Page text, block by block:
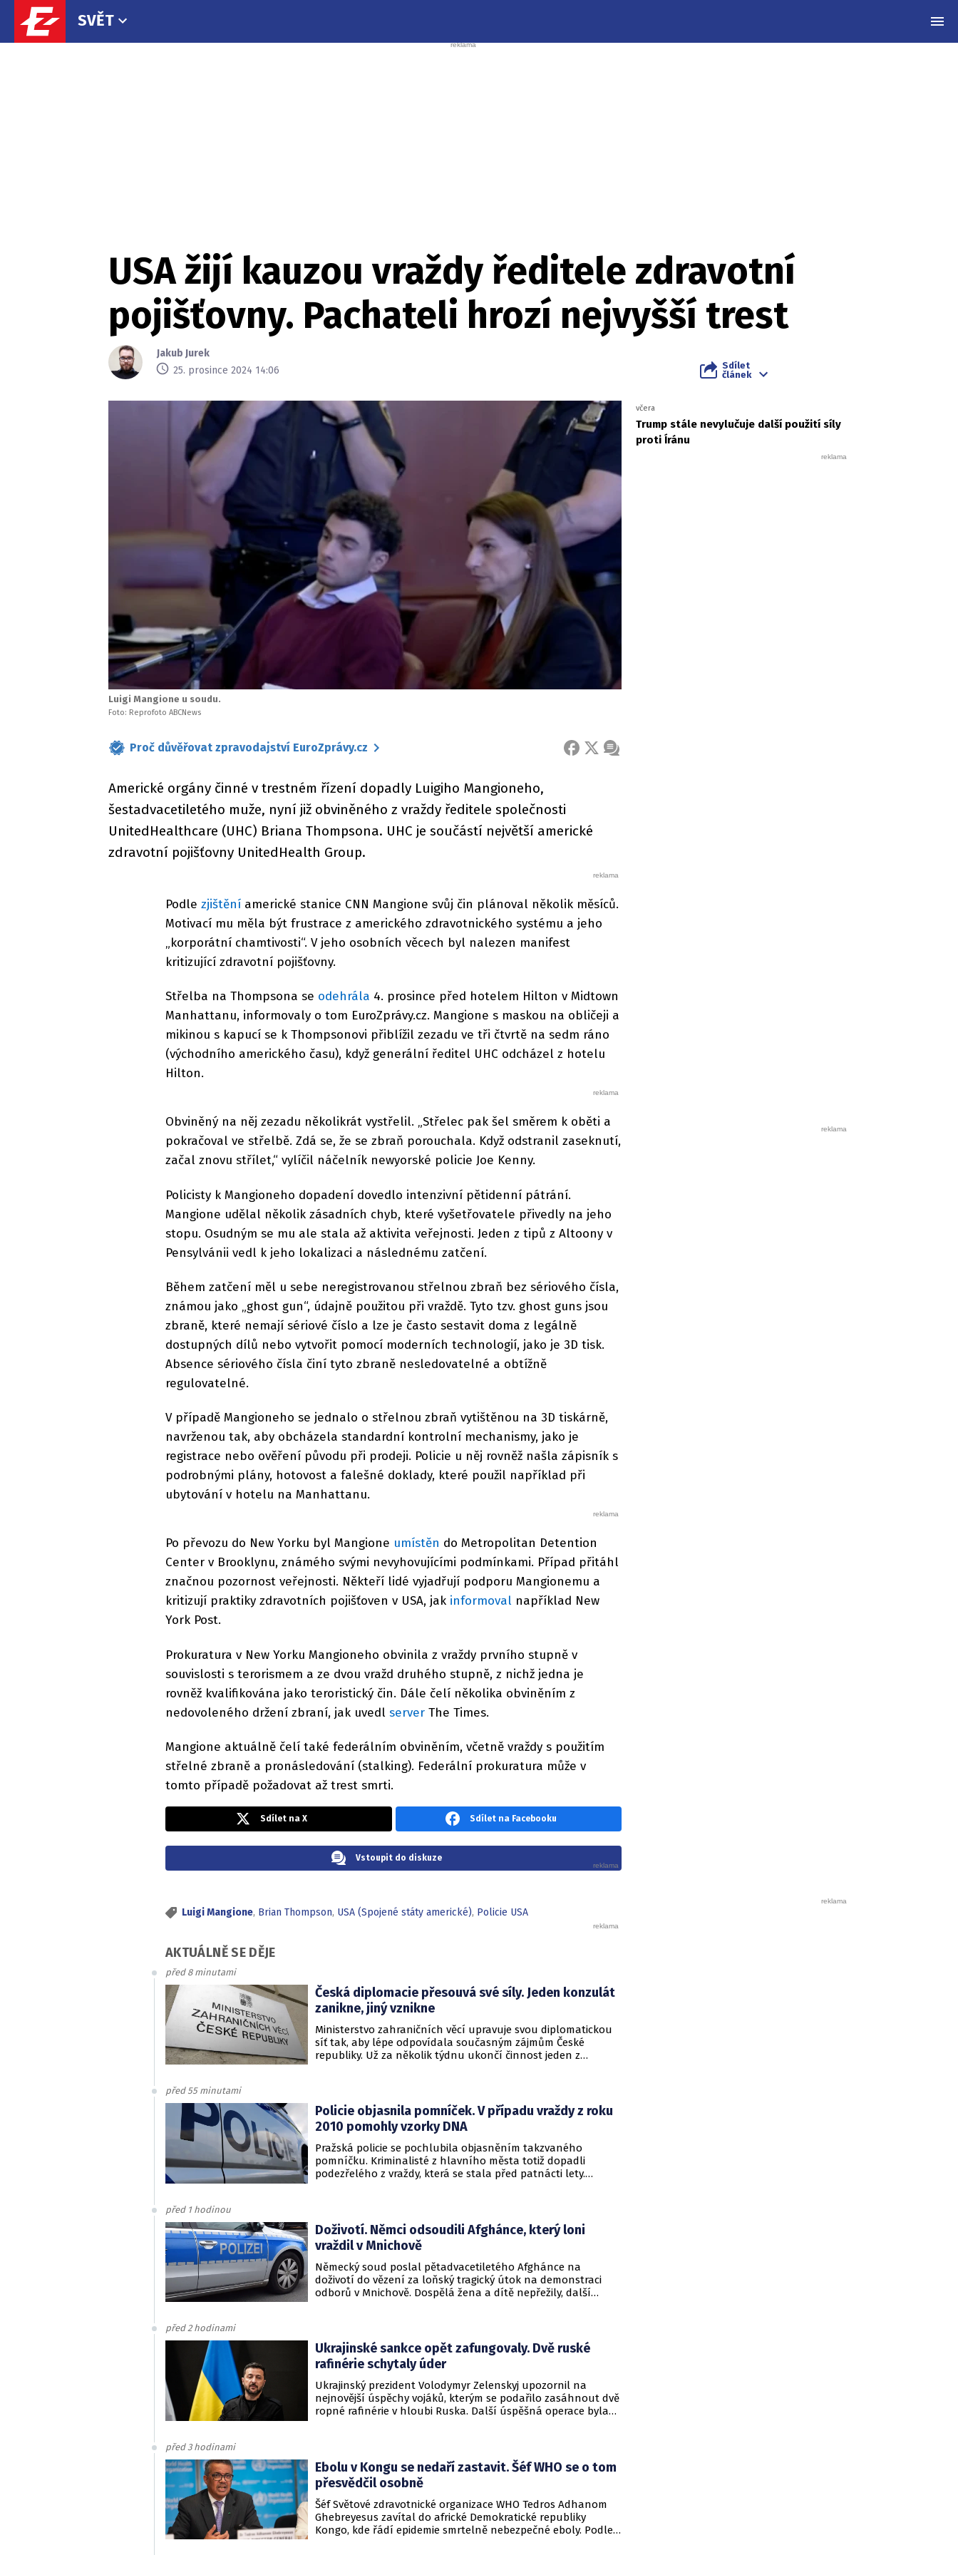
SVĚT
USA žijí kauzou vraždy ředitele zdravotní
pojišťovny. Pachateli hrozí nejvyšší trest
Jakub Jurek
25. prosince 2024 14:06
Sdílet
článek
Luigi Mangione u soudu.
Foto: Reprofoto ABCNews
Proč důvěřovat zpravodajství EuroZprávy.cz FACEBOOK
X ZPRÁVA
Americké orgány činné v trestném řízení dopadly Luigiho Mangioneho,
šestadvacetiletého muže, nyní již obviněného z vraždy ředitele společnosti
UnitedHealthcare (UHC) Briana Thompsona. UHC je součástí největší americké
zdravotní pojišťovny UnitedHealth Group.
Podle zjištění americké stanice CNN Mangione svůj čin plánoval několik měsíců.
Motivací mu měla být frustrace z amerického zdravotnického systému a jeho
„korporátní chamtivosti“. V jeho osobních věcech byl nalezen manifest
kritizující zdravotní pojišťovny.
Střelba na Thompsona se odehrála 4. prosince před hotelem Hilton v Midtown
Manhattanu, informovaly o tom EuroZprávy.cz. Mangione s maskou na obličeji a
mikinou s kapucí se k Thompsonovi přiblížil zezadu ve tři čtvrtě na sedm ráno
(východního amerického času), když generální ředitel UHC odcházel z hotelu
Hilton.
Obviněný na něj zezadu několikrát vystřelil. „Střelec pak šel směrem k oběti a
pokračoval ve střelbě. Zdá se, že se zbraň porouchala. Když odstranil zaseknutí,
začal znovu střílet,“ vylíčil náčelník newyorské policie Joe Kenny.
Policisty k Mangioneho dopadení dovedlo intenzivní pětidenní pátrání.
Mangione udělal několik zásadních chyb, které vyšetřovatele přivedly na jeho
stopu. Osudným se mu ale stala až aktivita veřejnosti. Jeden z tipů z Altoony v
Pensylvánii vedl k jeho lokalizaci a následnému zatčení.
Během zatčení měl u sebe neregistrovanou střelnou zbraň bez sériového čísla,
známou jako „ghost gun“, údajně použitou při vraždě. Tyto tzv. ghost guns jsou
zbraně, které nemají sériové číslo a lze je často sestavit doma z legálně
dostupných dílů nebo vytvořit pomocí moderních technologií, jako je 3D tisk.
Absence sériového čísla činí tyto zbraně nesledovatelné a obtížně
regulovatelné.
V případě Mangioneho se jednalo o střelnou zbraň vytištěnou na 3D tiskárně,
navrženou tak, aby obcházela standardní kontrolní mechanismy, jako je
registrace nebo ověření původu při prodeji. Policie u něj rovněž našla zápisník s
podrobnými plány, hotovost a falešné doklady, které použil například při
ubytování v hotelu na Manhattanu.
Po převozu do New Yorku byl Mangione umístěn do Metropolitan Detention
Center v Brooklynu, známého svými nevyhovujícími podmínkami. Případ přitáhl
značnou pozornost veřejnosti. Někteří lidé vyjadřují podporu Mangionemu a
kritizují praktiky zdravotních pojišťoven v USA, jak informoval například New
York Post.
Prokuratura v New Yorku Mangioneho obvinila z vraždy prvního stupně v
souvislosti s terorismem a ze dvou vražd druhého stupně, z nichž jedna je
rovněž kvalifikována jako teroristický čin. Dále čelí několika obviněním z
nedovoleného držení zbraní, jak uvedl server The Times.
Mangione aktuálně čelí také federálním obviněním, včetně vraždy s použitím
střelné zbraně a pronásledování (stalking). Federální prokuratura může v
tomto případě požadovat až trest smrti.
včera
Trump stále nevylučuje další použití síly
proti Íránu
Sdílet na X Sdílet na Facebooku
Vstoupit do diskuze
Luigi Mangione, Brian Thompson, USA (Spojené státy americké), Policie USA
AKTUÁLNĚ SE DĚJE
před 8 minutami
Česká diplomacie přesouvá své síly. Jeden konzulát
zanikne, jiný vznikne
Ministerstvo zahraničních věcí upravuje svou diplomatickou
síť tak, aby lépe odpovídala současným zájmům České
republiky. Už za několik týdnu ukončí činnost jeden z
před 55 minutami
Policie objasnila pomníček. V případu vraždy z roku
2010 pomohly vzorky DNA
Pražská policie se pochlubila objasněním takzvaného
pomníčku. Kriminalisté z hlavního města totiž dopadli
podezřelého z vraždy, která se stala před patnácti lety.
před 1 hodinou
Doživotí. Němci odsoudili Afghánce, který loni
vraždil v Mnichově
Německý soud poslal pětadvacetiletého Afghánce na
doživotí do vězení za loňský tragický útok na demonstraci
odborů v Mnichově. Dospělá žena a dítě nepřežily, další
před 2 hodinami
Ukrajinské sankce opět zafungovaly. Dvě ruské
rafinérie schytaly úder
Ukrajinský prezident Volodymyr Zelenskyj upozornil na
nejnovější úspěchy vojáků, kterým se podařilo zasáhnout dvě
ropné rafinérie v hloubi Ruska. Další úspěšná operace byla
před 3 hodinami
Ebolu v Kongu se nedaří zastavit. Šéf WHO se o tom
přesvědčil osobně
Šéf Světové zdravotnické organizace WHO Tedros Adhanom
Ghebreyesus zavítal do africké Demokratické republiky
Kongo, kde řádí epidemie smrtelně nebezpečné eboly. Podle